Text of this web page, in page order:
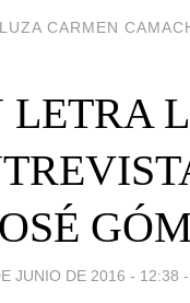
CARMEN
JUNIO DE 2016 - 12:38 -